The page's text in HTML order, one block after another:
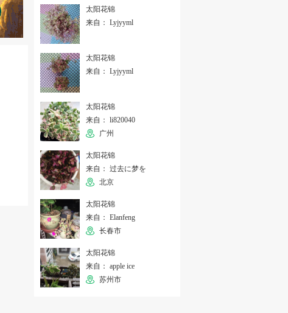
太阳花锦
来自： Lyjyyml
太阳花锦
来自： Lyjyyml
太阳花锦
来自： li820040
广州
太阳花锦
来自： 过去に梦を
北京
太阳花锦
来自： Elanfeng
长春市
太阳花锦
来自： apple ice
苏州市